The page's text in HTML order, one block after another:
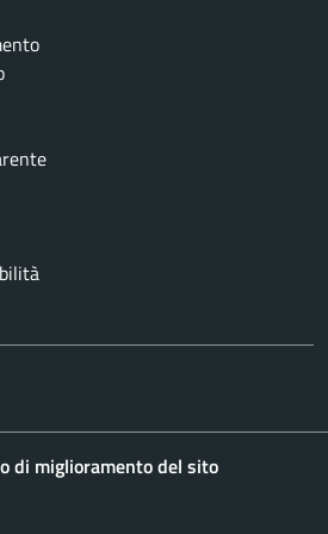
di miglioramento del sito